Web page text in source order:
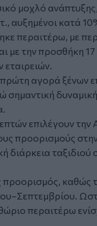
μοχλό
αυξημένοι κατά
περαιτέρω, με
με την προσθήκη
αγορά ξένων
σημαντική
επιλέγουν
προορισμούς
διάρκεια
καθώς
περαιτέρω